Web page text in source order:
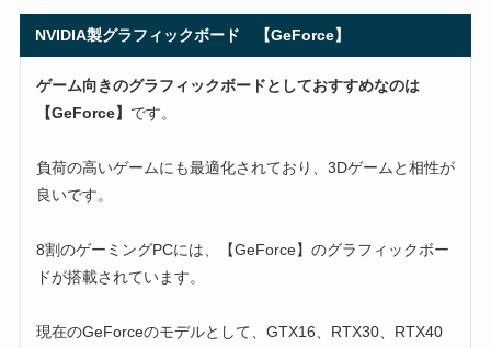
NVIDIA製グラフィックボード 【GeForce】
ゲーム向きのグラフィックボードとしておすすめなのは
【GeForce】 です。
負荷の高いゲームにも最適化されており、3Dゲームと相性が
良いです。
8割のゲーミングPCには、【GeForce】のグラフィックボー
ドが搭載されています。
現在のGeForceのモデルとして、GTX16、RTX30、RTX40